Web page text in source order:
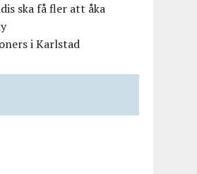
ska få fler att åka
i Karlstad